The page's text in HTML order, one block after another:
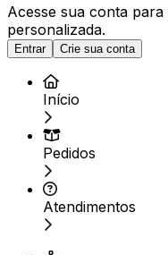
Acesse sua conta para
personalizada.
Entrar Crie sua conta
Início
Pedidos
Atendimentos